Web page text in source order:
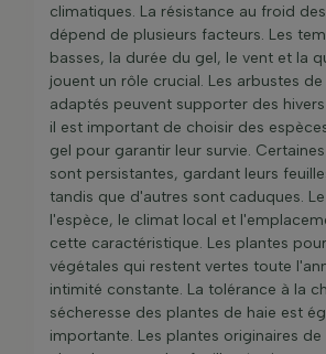
climatiques. La résistance au froid
dépend de plusieurs facteurs. Les
basses, la durée du gel, le vent et la
jouent un rôle crucial. Les arbustes de
adaptés peuvent supporter des
il est important de choisir des
gel pour garantir leur survie.
sont persistantes, gardant leurs
tandis que d'autres sont caduques.
l'espèce, le climat local et
cette caractéristique. Les plantes
végétales qui restent vertes toute
intimité constante. La tolérance à la
sécheresse des plantes de haie est
importante. Les plantes originaires de